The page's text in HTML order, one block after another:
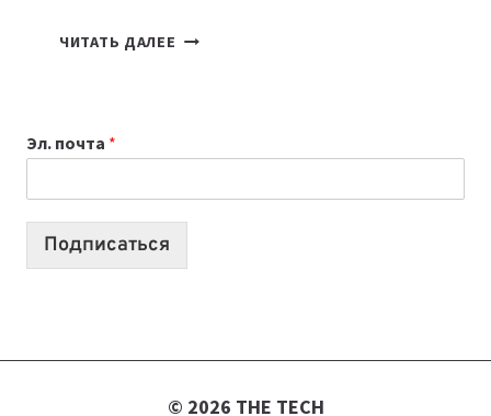
ЧИТАТЬ ДАЛЕЕ
СОЗДАВАТЬ
ПРОДУКТЫ
Эл. почта *
Подписаться
© 2026 THE TECH